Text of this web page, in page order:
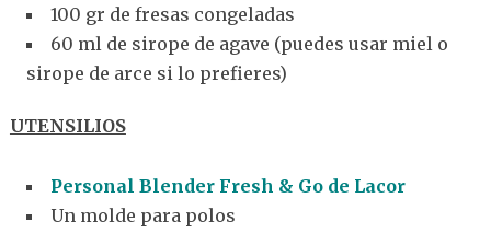
100 gr de fresas congeladas
60 ml de sirope de agave (puedes usar miel o
sirope de arce si lo prefieres)
UTENSILIOS
Personal Blender Fresh & Go de Lacor
Un molde para polos